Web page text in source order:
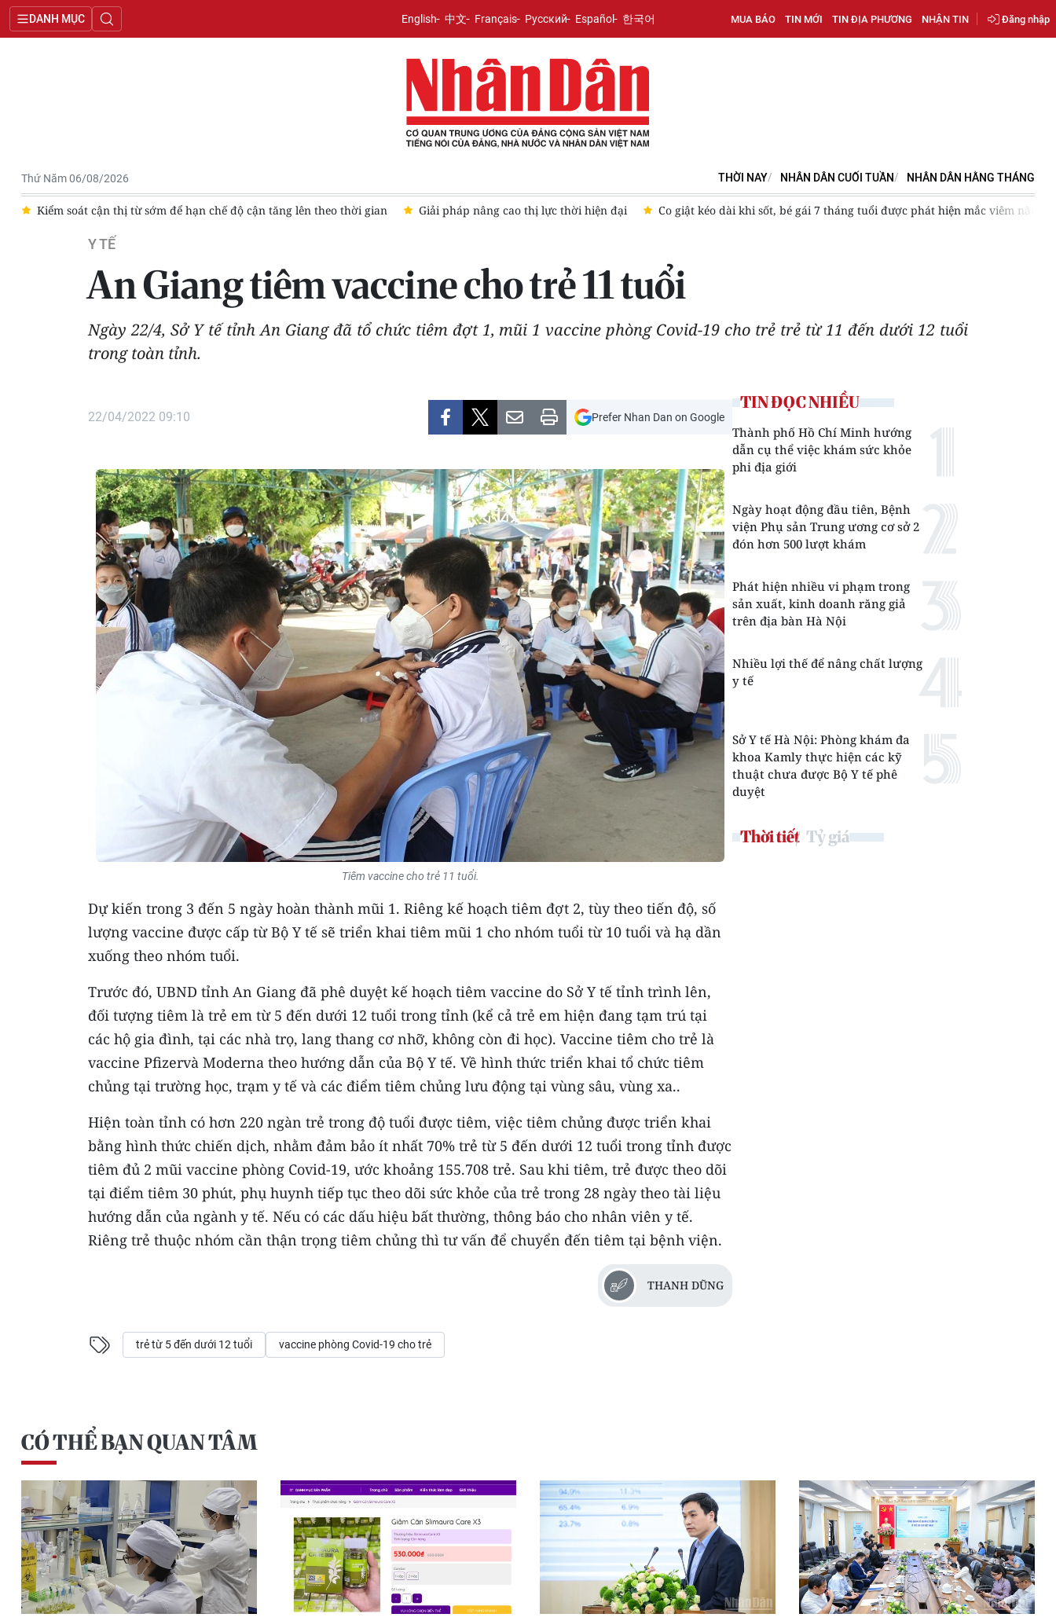
DANH MỤC English 中文 Français Русский Español 한국어 MUA BÁO TIN MỚI TIN ĐỊA PHƯƠNG NHẬN TIN Đăng nhập
Thứ Năm 06/08/2026 THỜI NAY NHÂN DÂN CUỐI TUẦN NHÂN DÂN HẰNG THÁNG
Kiểm soát cận thị từ sớm để hạn chế độ cận tăng lên theo thời gian Giải pháp nâng cao thị lực thời hiện đại Co giật kéo dài khi sốt, bé gái 7 tháng tuổi được phát hiện mắc viêm não
Y TẾ
An Giang tiêm vaccine cho trẻ 11 tuổi
Ngày 22/4, Sở Y tế tỉnh An Giang đã tổ chức tiêm đợt 1, mũi 1 vaccine phòng Covid-19 cho trẻ trẻ từ 11 đến dưới 12 tuổi
trong toàn tỉnh.
22/04/2022 09:10 Prefer Nhan Dan on Google
Tiêm vaccine cho trẻ 11 tuổi.
Dự kiến trong 3 đến 5 ngày hoàn thành mũi 1. Riêng kế hoạch tiêm đợt 2, tùy theo tiến độ, số
lượng vaccine được cấp từ Bộ Y tế sẽ triển khai tiêm mũi 1 cho nhóm tuổi từ 10 tuổi và hạ dần
xuống theo nhóm tuổi.
Trước đó, UBND tỉnh An Giang đã phê duyệt kế hoạch tiêm vaccine do Sở Y tế tỉnh trình lên,
đối tượng tiêm là trẻ em từ 5 đến dưới 12 tuổi trong tỉnh (kể cả trẻ em hiện đang tạm trú tại
các hộ gia đình, tại các nhà trọ, lang thang cơ nhỡ, không còn đi học). Vaccine tiêm cho trẻ là
vaccine Pfizervà Moderna theo hướng dẫn của Bộ Y tế. Về hình thức triển khai tổ chức tiêm
chủng tại trường học, trạm y tế và các điểm tiêm chủng lưu động tại vùng sâu, vùng xa..
Hiện toàn tỉnh có hơn 220 ngàn trẻ trong độ tuổi được tiêm, việc tiêm chủng được triển khai
bằng hình thức chiến dịch, nhằm đảm bảo ít nhất 70% trẻ từ 5 đến dưới 12 tuổi trong tỉnh được
tiêm đủ 2 mũi vaccine phòng Covid-19, ước khoảng 155.708 trẻ. Sau khi tiêm, trẻ được theo dõi
tại điểm tiêm 30 phút, phụ huynh tiếp tục theo dõi sức khỏe của trẻ trong 28 ngày theo tài liệu
hướng dẫn của ngành y tế. Nếu có các dấu hiệu bất thường, thông báo cho nhân viên y tế.
Riêng trẻ thuộc nhóm cần thận trọng tiêm chủng thì tư vấn để chuyển đến tiêm tại bệnh viện.
THANH DŨNG
trẻ từ 5 đến dưới 12 tuổi vaccine phòng Covid-19 cho trẻ
TIN ĐỌC NHIỀU
Thành phố Hồ Chí Minh hướng
dẫn cụ thể việc khám sức khỏe
phi địa giới
Ngày hoạt động đầu tiên, Bệnh
viện Phụ sản Trung ương cơ sở 2
đón hơn 500 lượt khám
Phát hiện nhiều vi phạm trong
sản xuất, kinh doanh răng giả
trên địa bàn Hà Nội
Nhiều lợi thế để nâng chất lượng
y tế
Sở Y tế Hà Nội: Phòng khám đa
khoa Kamly thực hiện các kỹ
thuật chưa được Bộ Y tế phê
duyệt
Thời tiết Tỷ giá
CÓ THỂ BẠN QUAN TÂM